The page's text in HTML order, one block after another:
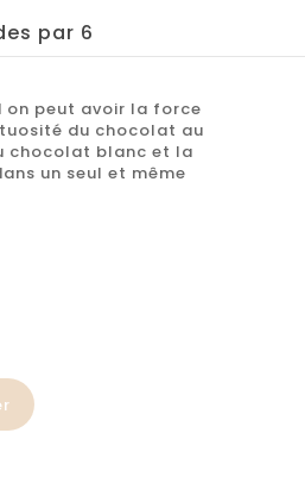
par 6
on peut avoir la force
du chocolat au
chocolat blanc et la
un seul et même